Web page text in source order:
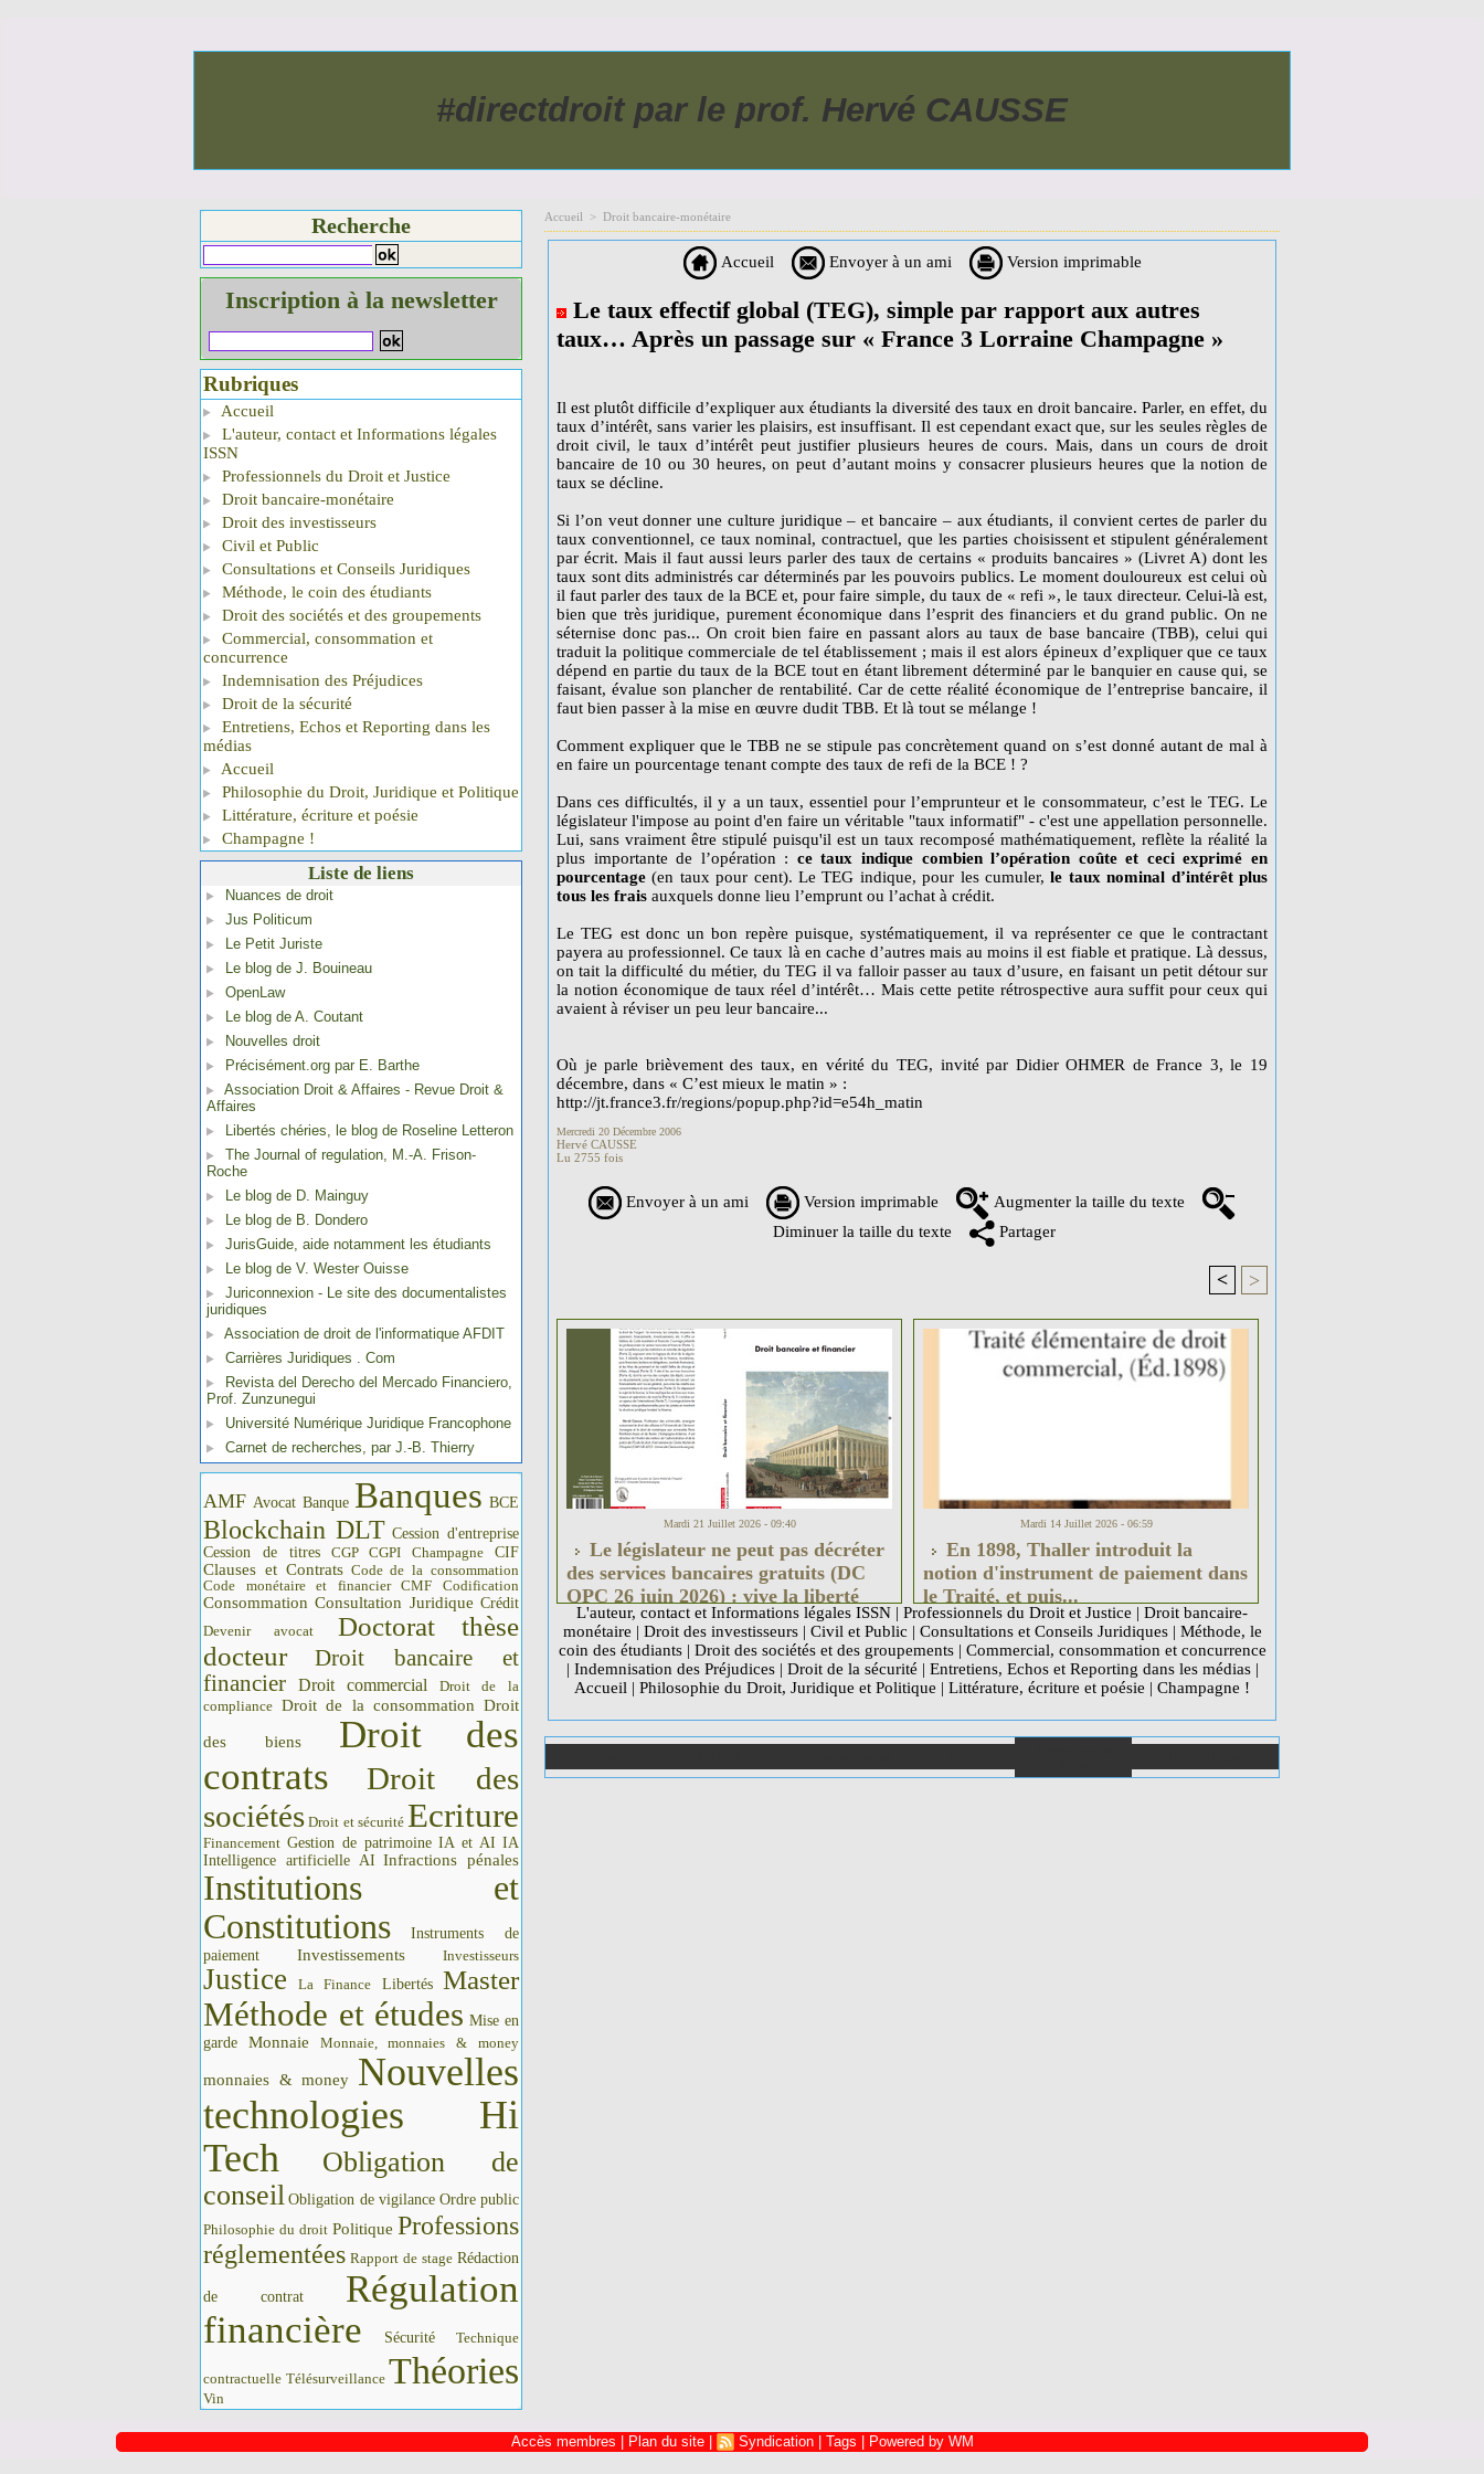
#directdroit par le prof. Hervé CAUSSE
Recherche
Inscription à la newsletter
Rubriques
Accueil
L'auteur, contact et Informations légales
ISSN
Professionnels du Droit et Justice
Droit bancaire-monétaire
Droit des investisseurs
Civil et Public
Consultations et Conseils Juridiques
Méthode, le coin des étudiants
Droit des sociétés et des groupements
Commercial, consommation et
concurrence
Indemnisation des Préjudices
Droit de la sécurité
Entretiens, Echos et Reporting dans les
médias
Accueil
Philosophie du Droit, Juridique et Politique
Littérature, écriture et poésie
Champagne !
Liste de liens
Nuances de droit
Jus Politicum
Le Petit Juriste
Le blog de J. Bouineau
OpenLaw
Le blog de A. Coutant
Nouvelles droit
Précisément.org par E. Barthe
Association Droit & Affaires - Revue Droit &
Affaires
Libertés chéries, le blog de Roseline Letteron
The Journal of regulation, M.-A. Frison-
Roche
Le blog de D. Mainguy
Le blog de B. Dondero
JurisGuide, aide notamment les étudiants
Le blog de V. Wester Ouisse
Juriconnexion - Le site des documentalistes
juridiques
Association de droit de l'informatique AFDIT
Carrières Juridiques . Com
Revista del Derecho del Mercado Financiero,
Prof. Zunzunegui
Université Numérique Juridique Francophone
Carnet de recherches, par J.-B. Thierry
AMF Avocat Banque Banques BCE
Blockchain DLT Cession d'entreprise
Cession de titres
CGP CGPI Champagne CIF
Clauses et Contrats Code de la consommation
Code monétaire et financier CMF
Codification
Consommation Consultation Juridique Crédit
Devenir avocat
Doctorat thèse
docteur
Droit bancaire et
financier
Droit commercial
Droit de la
compliance Droit de la consommation Droit
des biens
Droit des
contrats
Droit des
sociétés Droit et sécurité Ecriture
Financement Gestion de patrimoine IA et AI IA
Intelligence artificielle AI Infractions pénales
Institutions et
Constitutions
Instruments de
paiement
Investissements Investisseurs
Justice La Finance Libertés Master
Méthode et études Mise en
garde
Monnaie Monnaie, monnaies & money
monnaies & money Nouvelles
technologies Hi
Tech
Obligation de
conseil Obligation de vigilance Ordre public
Philosophie du droit Politique Professions
réglementées Rapport de stage Rédaction
de contrat
Régulation
financière
Sécurité Technique
contractuelle Télésurveillance Théories
Vin
Accueil > Droit bancaire-monétaire
Accueil Envoyer à un ami Version imprimable
Le taux effectif global (TEG), simple par rapport aux autres
taux… Après un passage sur « France 3 Lorraine Champagne »
Il est plutôt difficile d’expliquer aux étudiants la diversité des taux en droit bancaire. Parler, en effet, du
taux d’intérêt, sans varier les plaisirs, est insuffisant. Il est cependant exact que, sur les seules règles de
droit civil, le taux d’intérêt peut justifier plusieurs heures de cours. Mais, dans un cours de droit
bancaire de 10 ou 30 heures, on peut d’autant moins y consacrer plusieurs heures que la notion de
taux se décline.
Si l’on veut donner une culture juridique – et bancaire – aux étudiants, il convient certes de parler du
taux conventionnel, ce taux nominal, contractuel, que les parties choisissent et stipulent généralement
par écrit. Mais il faut aussi leurs parler des taux de certains « produits bancaires » (Livret A) dont les
taux sont dits administrés car déterminés par les pouvoirs publics. Le moment douloureux est celui où
il faut parler des taux de la BCE et, pour faire simple, du taux de « refi », le taux directeur. Celui-là est,
bien que très juridique, purement économique dans l’esprit des financiers et du grand public. On ne
séternise donc pas... On croit bien faire en passant alors au taux de base bancaire (TBB), celui qui
traduit la politique commerciale de tel établissement ; mais il est alors épineux d’expliquer que ce taux
dépend en partie du taux de la BCE tout en étant librement déterminé par le banquier en cause qui, se
faisant, évalue son plancher de rentabilité. Car de cette réalité économique de l’entreprise bancaire, il
faut bien passer à la mise en œuvre dudit TBB. Et là tout se mélange !
Comment expliquer que le TBB ne se stipule pas concrètement quand on s’est donné autant de mal à
en faire un pourcentage tenant compte des taux de refi de la BCE ! ?
Dans ces difficultés, il y a un taux, essentiel pour l’emprunteur et le consommateur, c’est le TEG. Le
législateur l'impose au point d'en faire un véritable "taux informatif" - c'est une appellation personnelle.
Lui, sans vraiment être stipulé puisqu'il est un taux recomposé mathématiquement, reflète la réalité la
plus importante de l’opération : ce taux indique combien l’opération coûte et ceci exprimé en
pourcentage(en taux pour cent). Le TEG indique, pour les cumuler,le taux nominal d’intérêt plus
tous les frais auxquels donne lieu l’emprunt ou l’achat à crédit.
Le TEG est donc un bon repère puisque, systématiquement, il va représenter ce que le contractant
payera au professionnel. Ce taux là en cache d’autres mais au moins il est fiable et pratique. Là dessus,
on tait la difficulté du métier, du TEG il va falloir passer au taux d’usure, en faisant un petit détour sur
la notion économique de taux réel d’intérêt… Mais cette petite rétrospective aura suffit pour ceux qui
avaient à réviser un peu leur bancaire...
Où je parle brièvement des taux, en vérité du TEG, invité par Didier OHMER de France 3, le 19
décembre, dans « C’est mieux le matin » :
http://jt.france3.fr/regions/popup.php?id=e54h_matin
Mercredi 20 Décembre 2006
Hervé CAUSSE
Lu 2755 fois
Envoyer à un ami Version imprimable
Augmenter la taille du texte
Diminuer la taille du texte
Partager
< >
Mardi 21 Juillet 2026 - 09:40
Le législateur ne peut pas décréter
des services bancaires gratuits (DC
QPC 26 juin 2026) : vive la liberté
d'entreprendre, la liberté
contractuelle et donc le droit de
facturer.
Mardi 14 Juillet 2026 - 06:59
En 1898, Thaller introduit la
notion d'instrument de paiement dans
le Traité, et puis...
L'auteur, contact et Informations légales ISSN | Professionnels du Droit et Justice | Droit bancaire-
monétaire | Droit des investisseurs | Civil et Public | Consultations et Conseils Juridiques | Méthode, le
coin des étudiants | Droit des sociétés et des groupements | Commercial, consommation et concurrence
| Indemnisation des Préjudices | Droit de la sécurité | Entretiens, Echos et Reporting dans les médias |
Accueil | Philosophie du Droit, Juridique et Politique | Littérature, écriture et poésie | Champagne !
Accès membres Plan du site Syndication Tags Powered by WM